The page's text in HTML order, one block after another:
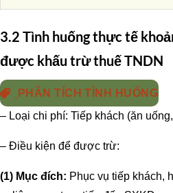
3.2 Tình huống thực tế
được khấu trừ thuế TNDN
PHÂN TÍCH TÌNH HUỐNG
– Loại chi phí: Tiếp khách (ăn
– Điều kiện để được trừ:
(1) Mục đích: Phục vụ tiếp khách,